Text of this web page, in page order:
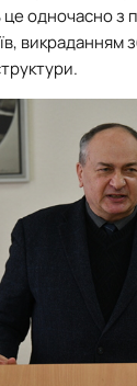
це одночасно
викраданням